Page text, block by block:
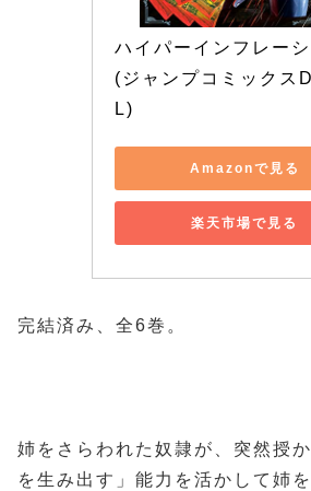
ハイパーインフレー
(ジャンプコミックス
L)
Amazonで見る
楽天市場で見る
完結済み、全6巻。
姉をさらわれた奴隷が、突然授
を生み出す」能力を活かして姉